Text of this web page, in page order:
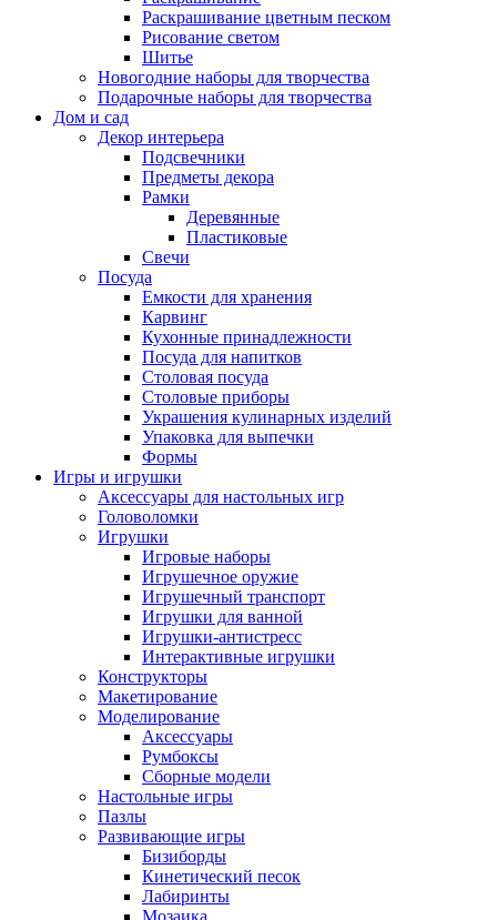
Раскрашивание цветным песком
Рисование светом
Шитье
Новогодние наборы для творчества
Подарочные наборы для творчества
Дом и сад
Декор интерьера
Подсвечники
Предметы декора
Рамки
Деревянные
Пластиковые
Свечи
Посуда
Емкости для хранения
Карвинг
Кухонные принадлежности
Посуда для напитков
Столовая посуда
Столовые приборы
Украшения кулинарных изделий
Упаковка для выпечки
Формы
Игры и игрушки
Аксессуары для настольных игр
Головоломки
Игрушки
Игровые наборы
Игрушечное оружие
Игрушечный транспорт
Игрушки для ванной
Игрушки-антистресс
Интерактивные игрушки
Конструкторы
Макетирование
Моделирование
Аксессуары
Румбоксы
Сборные модели
Настольные игры
Пазлы
Развивающие игры
Бизиборды
Кинетический песок
Лабиринты
Мозаика